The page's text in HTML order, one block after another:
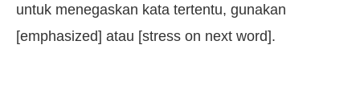
untuk menegaskan kata tertentu, gunakan
[emphasized] atau [stress on next word].